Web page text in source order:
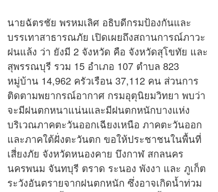
นายฉัตรชัย พรหมเลิศ อธิบดีกรมป้องกันและ
บรรเทาสาธารณภัย เปิดเผยถึงสถานการณ์ภาวะ
ฝนแล้ง ว่า ยังมี 2 จังหวัด คือ จังหวัดสุโขทัย และ
สุพรรณบุรี รวม 15 อําเภอ 107 ตําบล 823
หมู่บ้าน 14,962 ครัวเรือน 37,112 คน ส่วนการ
ติดตามพยากรณ์อากาศ กรมอุตุนิยมวิทยา พบว่า
จะมีฝนตกหนาแน่นและมีฝนตกหนักบางแห่ง
บริเวณภาคตะวันออกเฉียงเหนือ ภาคตะวันออก
และภาคใต้ฝั่งตะวันตก ขอให้ประชาชนในพื้นที่
เสี่ยงภัย จังหวัดหนองคาย บึงกาฬ สกลนคร
นครพนม จันทบุรี ตราด ระนอง พังงา และ ภูเก็ต
ระวังอันตรายจากฝนตกหนัก ซึ่งอาจเกิดน้ำท่วม